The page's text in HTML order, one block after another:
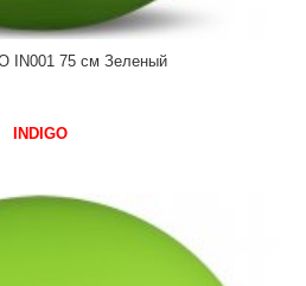
IN001 75 см Зеленый
INDIGO